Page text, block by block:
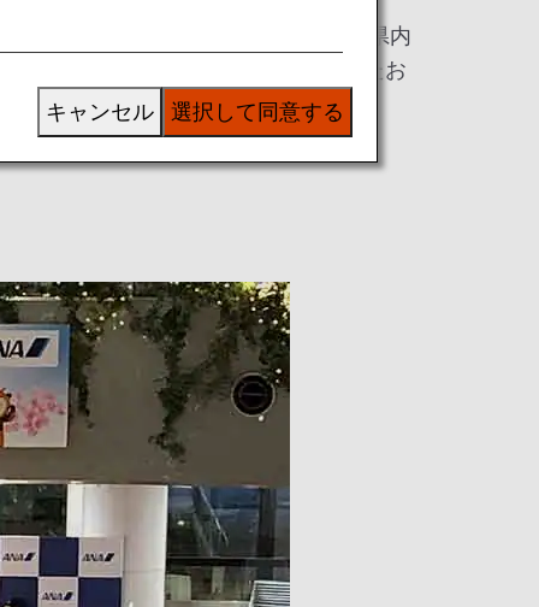
伝統芸能「剣詩舞」※の披露、宮崎県内
奏会を行い、会場にお越しいただいたお
選択して同意する
キャンセル